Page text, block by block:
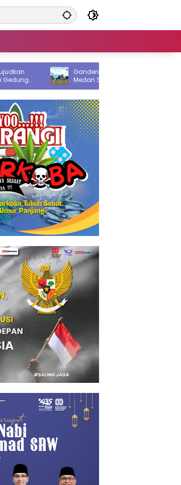
Gandeng Komisi Informasi, Pemko
Medan Sosialisasi Permendagri No 2
Tahun 2026